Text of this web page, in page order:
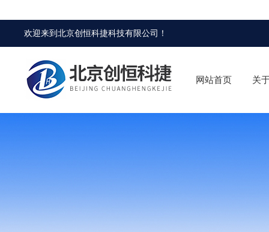
欢迎来到北京创恒科捷科技有限公司 ！
网站首页 关